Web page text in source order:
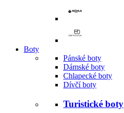
Boty
Pánské boty
Dámské boty
Chlapecké boty
Dívčí boty
Turistické boty